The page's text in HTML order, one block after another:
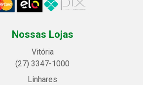
Nossas Lojas
Vitória
(27) 3347-1000
Linhares